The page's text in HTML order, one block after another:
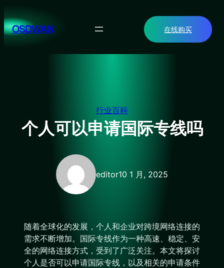
至
内OSDWAN 在线购买
行业百科
个人可以申请国际专线吗
editor10 1 月, 2025
随着全球化的发展，个人和企业对跨境网络连接的
需求不断增加。国际专线作为一种高速、稳定、安
全的网络连接方式，受到了广泛关注。本文将探讨
个人是否可以申请国际专线，以及相关的申请条件